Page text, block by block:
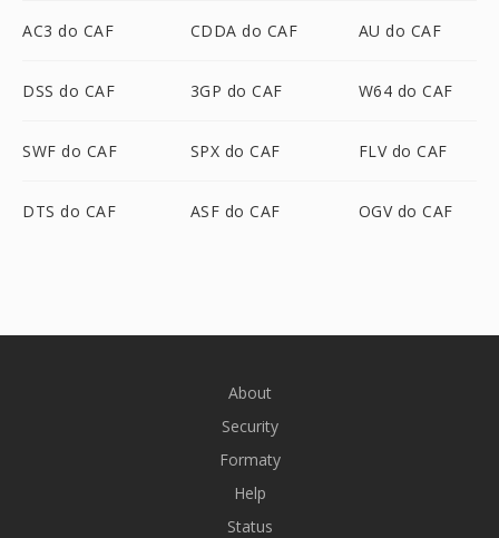
AC3 do CAF CDDA do CAF AU do CAF
DSS do CAF 3GP do CAF W64 do CAF
SWF do CAF SPX do CAF FLV do CAF
DTS do CAF ASF do CAF OGV do CAF
About
Security
Formaty
Help
Status